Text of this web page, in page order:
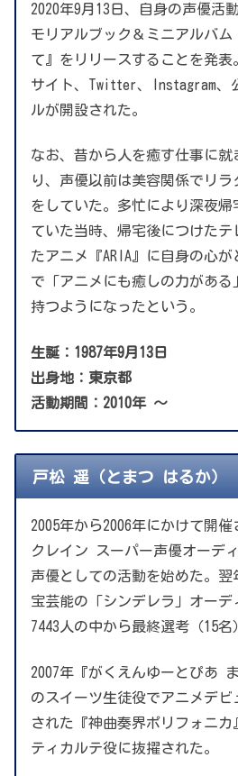
2020年9月13日、自身の声優活
モリアルブック＆ミニアルバム
て』をリリースすることを発
サイト、Twitter、Instagram、
ルが開設された。
なお、昔から人を癒す仕事に就
り、声優以前は美容関係でリ
をしていた。多忙により深夜帰
ていた当時、帰宅後につけた
たアニメ『ARIA』に自身の心
で「アニメにも癒しの力がある
持つようになったという。
生誕：1987年9月13日
出身地：東京都
活動期間：2010年 〜
戸松 遥（とまつ はるか）
2005年から2006年にかけて開
クレイン スーパー声優オーデ
声優としての活動を始めた。翌
宝芸能の「シンデレラ」オーデ
7443人の中から最終選考（15名
2007年『がくえんゆーとぴあ
のスイーツ生徒役でアニメデビ
された『神曲奏界ポリフォニカ
ティカルテ役に抜擢された。